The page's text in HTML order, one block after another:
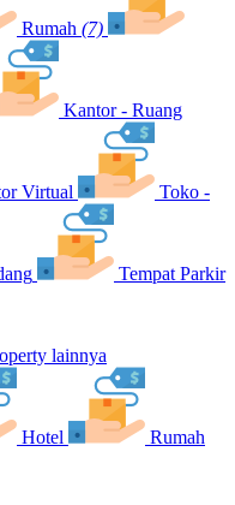
Rumah (7)
Kantor - Ruang
Virtual Toko -
Tempat Parkir
lainnya
Hotel Rumah